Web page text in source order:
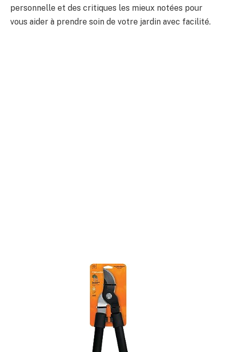
personnelle et des critiques les mieux notées pour
vous aider à prendre soin de votre jardin avec facilité.